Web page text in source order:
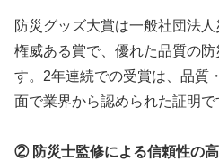
防災グッズ大賞は一般社団法
権威ある賞で、優れた品質の
す。2年連続での受賞は、品質
面で業界から認められた証明で
② 防災士監修による信頼性の